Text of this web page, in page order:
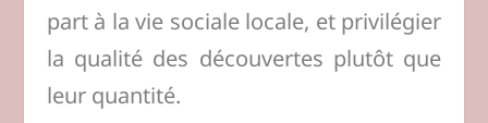
part à la vie sociale locale, et privilégier
la qualité des découvertes plutôt que
leur quantité.